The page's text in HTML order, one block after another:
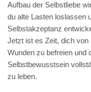
Aufbau der Selbstliebe
du alte Lasten loslassen
Selbstakzeptanz
Jetzt ist es Zeit, dich von
Wunden zu befreien und
Selbstbewusstsein
zu leben.